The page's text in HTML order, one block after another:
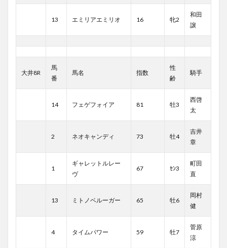
13 エミリアエミリオ 16 牝2
和田
譲
大井8R
馬
番
馬名 指数
性
齢
騎手
14 フェゲフォイア 81 牡3
西啓
太
2 ネオキャンディ 73 牡4
吉井
章
1
ギャレットルレー
ヴ
67 ｾﾝ3
町田
直
13 ミトノベルーガー 65 牡6
岡村
健
4 タイムパワー 59 牡7
菅原
涼